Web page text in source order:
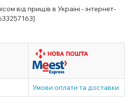
від прищів в Україні - інтернет-
Умови оплати та доставки